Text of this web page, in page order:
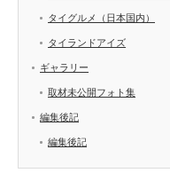
タイグルメ（日本国内）
タイランドアイズ
ギャラリー
取材未公開フォト集
編集後記
編集後記